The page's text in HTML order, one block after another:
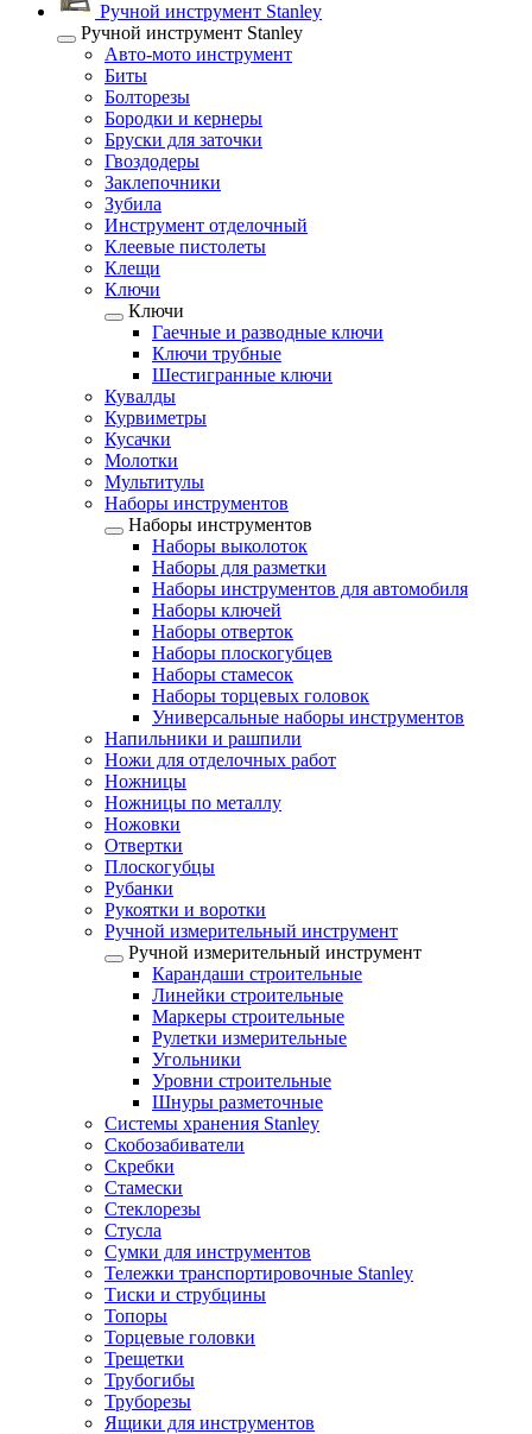
Ручной инструмент Stanley
Ручной инструмент Stanley
Авто-мото инструмент
Биты
Болторезы
Бородки и кернеры
Бруски для заточки
Гвоздодеры
Заклепочники
Зубила
Инструмент отделочный
Клеевые пистолеты
Клещи
Ключи
Ключи
Гаечные и разводные ключи
Ключи трубные
Шестигранные ключи
Кувалды
Курвиметры
Кусачки
Молотки
Мультитулы
Наборы инструментов
Наборы инструментов
Наборы выколоток
Наборы для разметки
Наборы инструментов для автомобиля
Наборы ключей
Наборы отверток
Наборы плоскогубцев
Наборы стамесок
Наборы торцевых головок
Универсальные наборы инструментов
Напильники и рашпили
Ножи для отделочных работ
Ножницы
Ножницы по металлу
Ножовки
Отвертки
Плоскогубцы
Рубанки
Рукоятки и воротки
Ручной измерительный инструмент
Ручной измерительный инструмент
Карандаши строительные
Линейки строительные
Маркеры строительные
Рулетки измерительные
Угольники
Уровни строительные
Шнуры разметочные
Системы хранения Stanley
Скобозабиватели
Скребки
Стамески
Стеклорезы
Стусла
Сумки для инструментов
Тележки транспортировочные Stanley
Тиски и струбцины
Топоры
Торцевые головки
Трещетки
Трубогибы
Труборезы
Ящики для инструментов